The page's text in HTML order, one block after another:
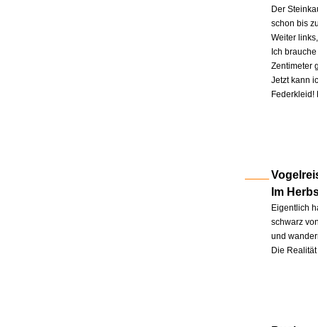
Der
schon bis
Weiter
Ich
Zentimeter
Jetzt kann
Im
Eigentlich
schwarz
und
Die